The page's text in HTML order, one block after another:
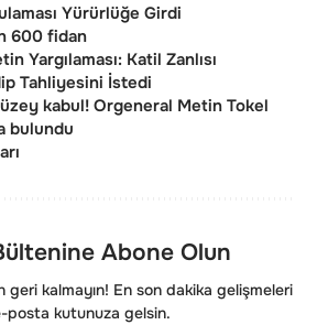
Yürürlüğe Girdi
600 fidan
Yargılaması: Katil Zanlısı
Tahliyesini İstedi
kabul! Orgeneral Metin Tokel
bulundu
Abone Olun
geri kalmayın! En son dakika gelişmeleri
posta kutunuza gelsin.